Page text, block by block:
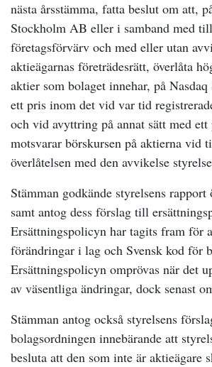
nästa årsstämma, fatta beslut om att,
Stockholm AB eller i samband med
företagsförvärv och med eller utan
aktieägarnas företrädesrätt, överlåta
aktier som bolaget innehar, på
ett pris inom det vid var tid
och vid avyttring på annat sätt med ett
motsvarar börskursen på aktierna vid
överlåtelsen med den avvikelse
Stämman godkände styrelsens rapport
samt antog dess förslag till
Ersättningspolicyn har tagits fram för
förändringar i lag och Svensk kod för
Ersättningspolicyn omprövas när det
av väsentliga ändringar, dock senast
Stämman antog också styrelsens
bolagsordningen innebärande att
besluta att den som inte är aktieägare